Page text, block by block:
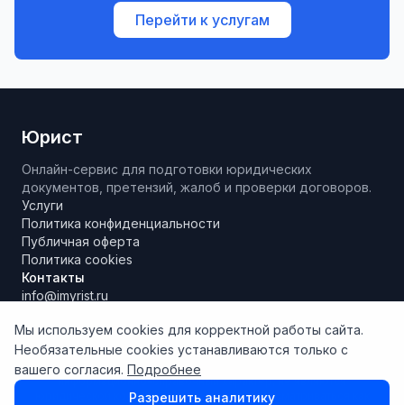
Перейти к услугам
Юрист
Онлайн-сервис для подготовки юридических
документов, претензий, жалоб и проверки договоров.
Услуги
Политика конфиденциальности
Публичная оферта
Политика cookies
Контакты
info@imyrist.ru
Материалы и результаты работы сервиса носят исключительно
информационно-справочный характер, не являются
юридической консультацией и не могут рассматриваться как
Мы используем cookies для корректной работы сайта.
Необязательные cookies устанавливаются только с
вашего согласия. Подробнее
Разрешить аналитику